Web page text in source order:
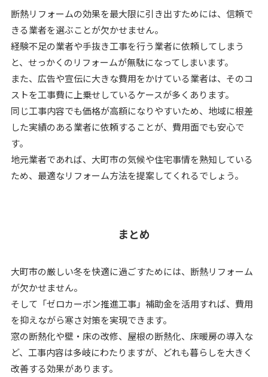
断熱リフォームの効果を最大限に引き出すためには、信頼で
きる業者を選ぶことが欠かせません。
経験不足の業者や手抜き工事を行う業者に依頼してしまう
と、せっかくのリフォームが無駄になってしまいます。
また、広告や宣伝に大きな費用をかけている業者は、そのコ
ストを工事費に上乗せしているケースが多くあります。
同じ工事内容でも価格が高額になりやすいため、地域に根差
した実績のある業者に依頼することが、費用面でも安心で
す。
地元業者であれば、大町市の気候や住宅事情を熟知している
ため、最適なリフォーム方法を提案してくれるでしょう。
まとめ
大町市の厳しい冬を快適に過ごすためには、断熱リフォーム
が欠かせません。
そして「ゼロカーボン推進工事」補助金を活用すれば、費用
を抑えながら寒さ対策を実現できます。
窓の断熱化や壁・床の改修、屋根の断熱化、床暖房の導入な
ど、工事内容は多岐にわたりますが、どれも暮らしを大きく
改善する効果があります。